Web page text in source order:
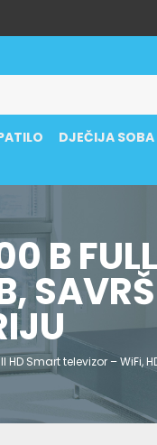
DJEČIJA SOBA
B
HD Smart televizor – WiFi,